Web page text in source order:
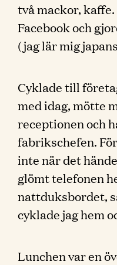
två mackor,
Facebook och
(jag lär mig
Cyklade till
med idag, mötte
receptionen och
fabrikschefen.
inte när det
glömt telefonen
nattduksbordet,
cyklade jag hem
Lunchen var en